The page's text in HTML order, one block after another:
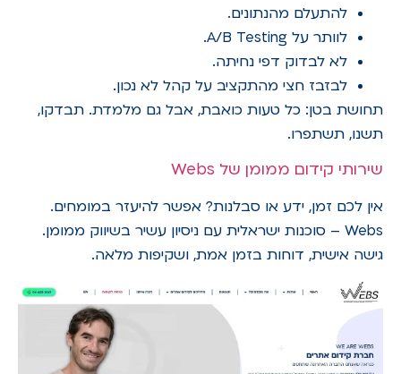
להתעלם מהנתונים.
לוותר על A/B Testing.
לא לבדוק דפי נחיתה.
לבזבז חצי מהתקציב על קהל לא נכון.
תחושת בטן: כל טעות כואבת, אבל גם מלמדת. תבדקו,
תשנו, תשתפרו.
שירותי קידום ממומן של Webs
אין לכם זמן, ידע או סבלנות? אפשר להיעזר במומחים.
Webs – סוכנות ישראלית עם ניסיון עשיר בשיווק ממומן.
גישה אישית, דוחות בזמן אמת, ושקיפות מלאה.